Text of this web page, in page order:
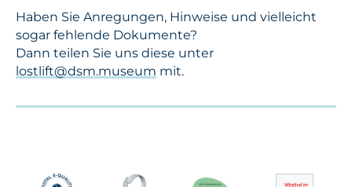
Haben Sie Anregungen, Hinweise und vielleicht
sogar fehlende Dokumente?
Dann teilen Sie uns diese unter
lostlift@dsm.museum mit.